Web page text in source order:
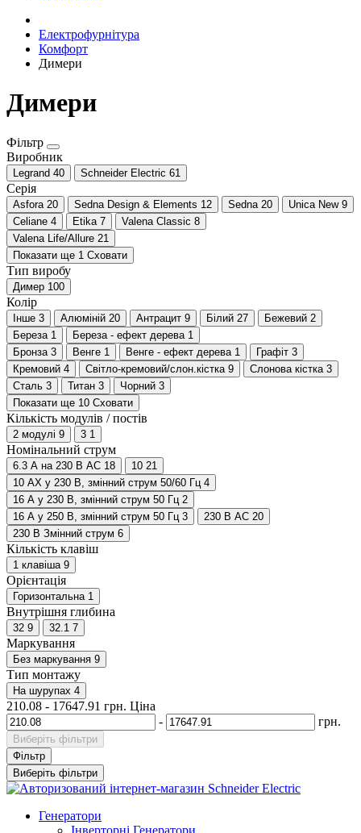
Електрофурнітура
Комфорт
Димери
Димери
Фільтр
Виробник
Legrand 40 Schneider Electric 61
Серія
Asfora 20 Sedna Design & Elements 12 Sedna 20 Unica New 9
Celiane 4 Etika 7 Valena Classic 8
Valena Life/Allure 21
Показати ще 1 Сховати
Тип виробу
Димер 100
Колір
Інше 3 Алюміній 20 Антрацит 9 Білий 27 Бежевий 2
Береза 1 Береза - ефект дерева 1
Бронза 3 Венге 1 Венге - ефект дерева 1 Графіт 3
Кремовий 4 Світло-кремовий/слон.кістка 9 Слонова кістка 3
Сталь 3 Титан 3 Чорний 3
Показати ще 10 Сховати
Кількість модулів / постів
2 модулі 9 3 1
Номінальний струм
6.3 А на 230 В АС 18 10 21
10 АХ у 230 В, змінний струм 50/60 Гц 4
16 А у 230 В, змінний струм 50 Гц 2
16 А у 250 В, змінний струм 50 Гц 3 230 В АС 20
230 В Змінний струм 6
Кількість клавіш
1 клавіша 9
Орієнтація
Горизонтальна 1
Внутрішня глибина
32 9 32.1 7
Маркування
Без маркування 9
Тип монтажу
На шурупах 4
210.08 - 17647.91 грн. Ціна
-
грн.
Виберіть фільтри
Фільтр
Виберіть фільтри
Генератори
Інверторні Генератори